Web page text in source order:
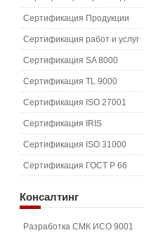
Сертификация Продукции
Сертификация работ и услуг
Сертификация SA 8000
Сертификация TL 9000
Сертификация ISO 27001
Сертификация IRIS
Сертификация ISO 31000
Сертификация ГОСТ Р 66
Консалтинг
Разработка СМК ИСО 9001